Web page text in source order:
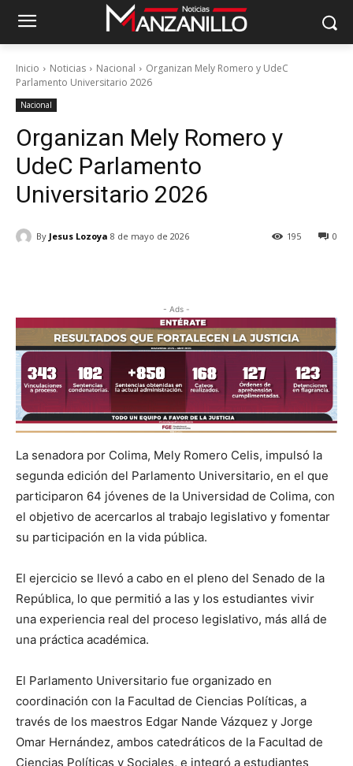
Inicio Noticias Nacional
Organizan Mely Romero y UdeC
Parlamento Universitario 2026
Nacional
Organizan Mely Romero y
UdeC Parlamento
Universitario 2026
By Jesus Lozoya 8 de mayo de 2026 0
195
- Ads -
La senadora por Colima, Mely Romero Celis, impulsó la
segunda edición del Parlamento Universitario, en el que
participaron 64 jóvenes de la Universidad de Colima, con
el objetivo de acercarlos al trabajo legislativo y fomentar
su participación en la vida pública.
El ejercicio se llevó a cabo en el pleno del Senado de la
República, lo que permitió a las y los estudiantes vivir
una experiencia real del proceso legislativo, más allá de
una práctica académica.
El Parlamento Universitario fue organizado en
coordinación con la Facultad de Ciencias Políticas, a
través de los maestros Edgar Nande Vázquez y Jorge
Omar Hernández, ambos catedráticos de la Facultad de
Ciencias Políticas y Sociales, e integró a estudiantes